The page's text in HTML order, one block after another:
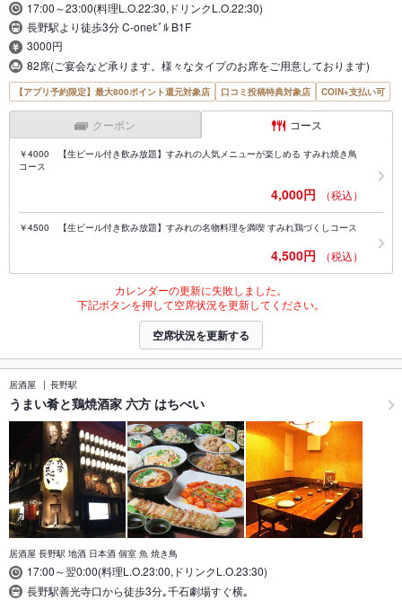
17:00～23:00(料理L.O.22:30,ドリンクL.O.22:30)
長野駅より徒歩3分 C-oneﾋﾞﾙ B1F
3000円
82席(ご宴会など承ります。様々なタイプのお席をご用意しております)
【アプリ予約限定】最大800ポイント還元対象店 口コミ投稿特典対象店 COIN+支払い可
クーポン コース
￥4000 【生ビール付き飲み放題】すみれの人気メニューが楽しめる すみれ焼き鳥
コース
4,000円 （税込）
￥4500 【生ビール付き飲み放題】すみれの名物料理を満喫 すみれ鶏づくしコース
4,500円 （税込）
カレンダーの更新に失敗しました。
下記ボタンを押して空席状況を更新してください。
空席状況を更新する
居酒屋 長野駅
うまい肴と鶏焼酒家 六方 はちべい
居酒屋 長野駅 地酒 日本酒 個室 魚 焼き鳥
17:00～翌0:00(料理L.O.23:00,ドリンクL.O.23:30)
長野駅善光寺口から徒歩3分｡千石劇場すぐ横｡